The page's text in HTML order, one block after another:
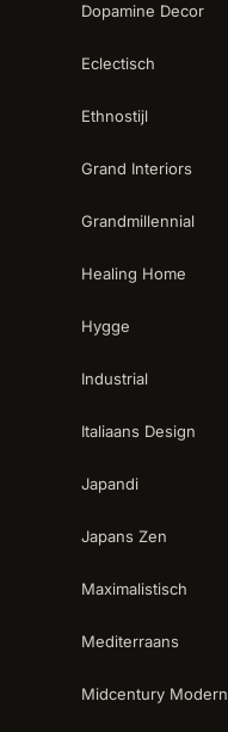
Dopamine Decor
Eclectisch
Ethnostijl
Grand Interiors
Grandmillennial
Healing Home
Hygge
Industrial
Italiaans Design
Japandi
Japans Zen
Maximalistisch
Mediterraans
Midcentury Modern